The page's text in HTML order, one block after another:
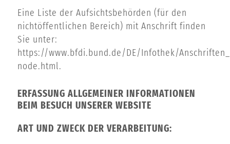
Eine Liste der Aufsichtsbehörden (für den
nichtöffentlichen Bereich) mit Anschrift finden
Sie unter:
https://www.bfdi.bund.de/DE/Infothek/
node.html.
ERFASSUNG ALLGEMEINER INFORMATIONEN
BEIM BESUCH UNSERER WEBSITE
ART UND ZWECK DER VERARBEITUNG: